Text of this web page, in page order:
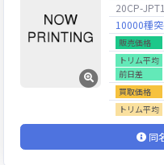
20CP-
10000種突
販売価格
トリム平均
前日差
買取価格
トリム平均
同